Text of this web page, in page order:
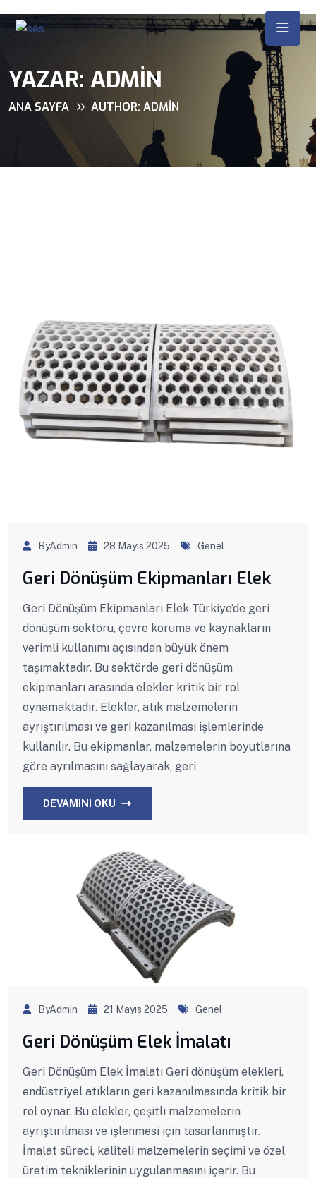
YAZAR: ADMIN
ANA SAYFA AUTHOR: ADMIN
ByAdmin 28 Mayıs 2025 Genel
Geri Dönüşüm Ekipmanları Elek
Geri Dönüşüm Ekipmanları Elek Türkiye’de geri
dönüşüm sektörü, çevre koruma ve kaynakların
verimli kullanımı açısından büyük önem
taşımaktadır. Bu sektörde geri dönüşüm
ekipmanları arasında elekler kritik bir rol
oynamaktadır. Elekler, atık malzemelerin
ayrıştırılması ve geri kazanılması işlemlerinde
kullanılır. Bu ekipmanlar, malzemelerin boyutlarına
göre ayrılmasını sağlayarak, geri
DEVAMINI OKU
ByAdmin 21 Mayıs 2025 Genel
Geri Dönüşüm Elek İmalatı
Geri Dönüşüm Elek İmalatı Geri dönüşüm elekleri,
endüstriyel atıkların geri kazanılmasında kritik bir
rol oynar. Bu elekler, çeşitli malzemelerin
ayrıştırılması ve işlenmesi için tasarlanmıştır.
İmalat süreci, kaliteli malzemelerin seçimi ve özel
üretim tekniklerinin uygulanmasını içerir. Bu